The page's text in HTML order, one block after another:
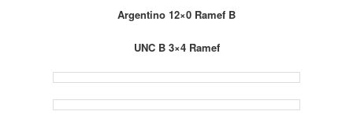
Argentino 12×0 Ramef B
UNC B 3×4 Ramef